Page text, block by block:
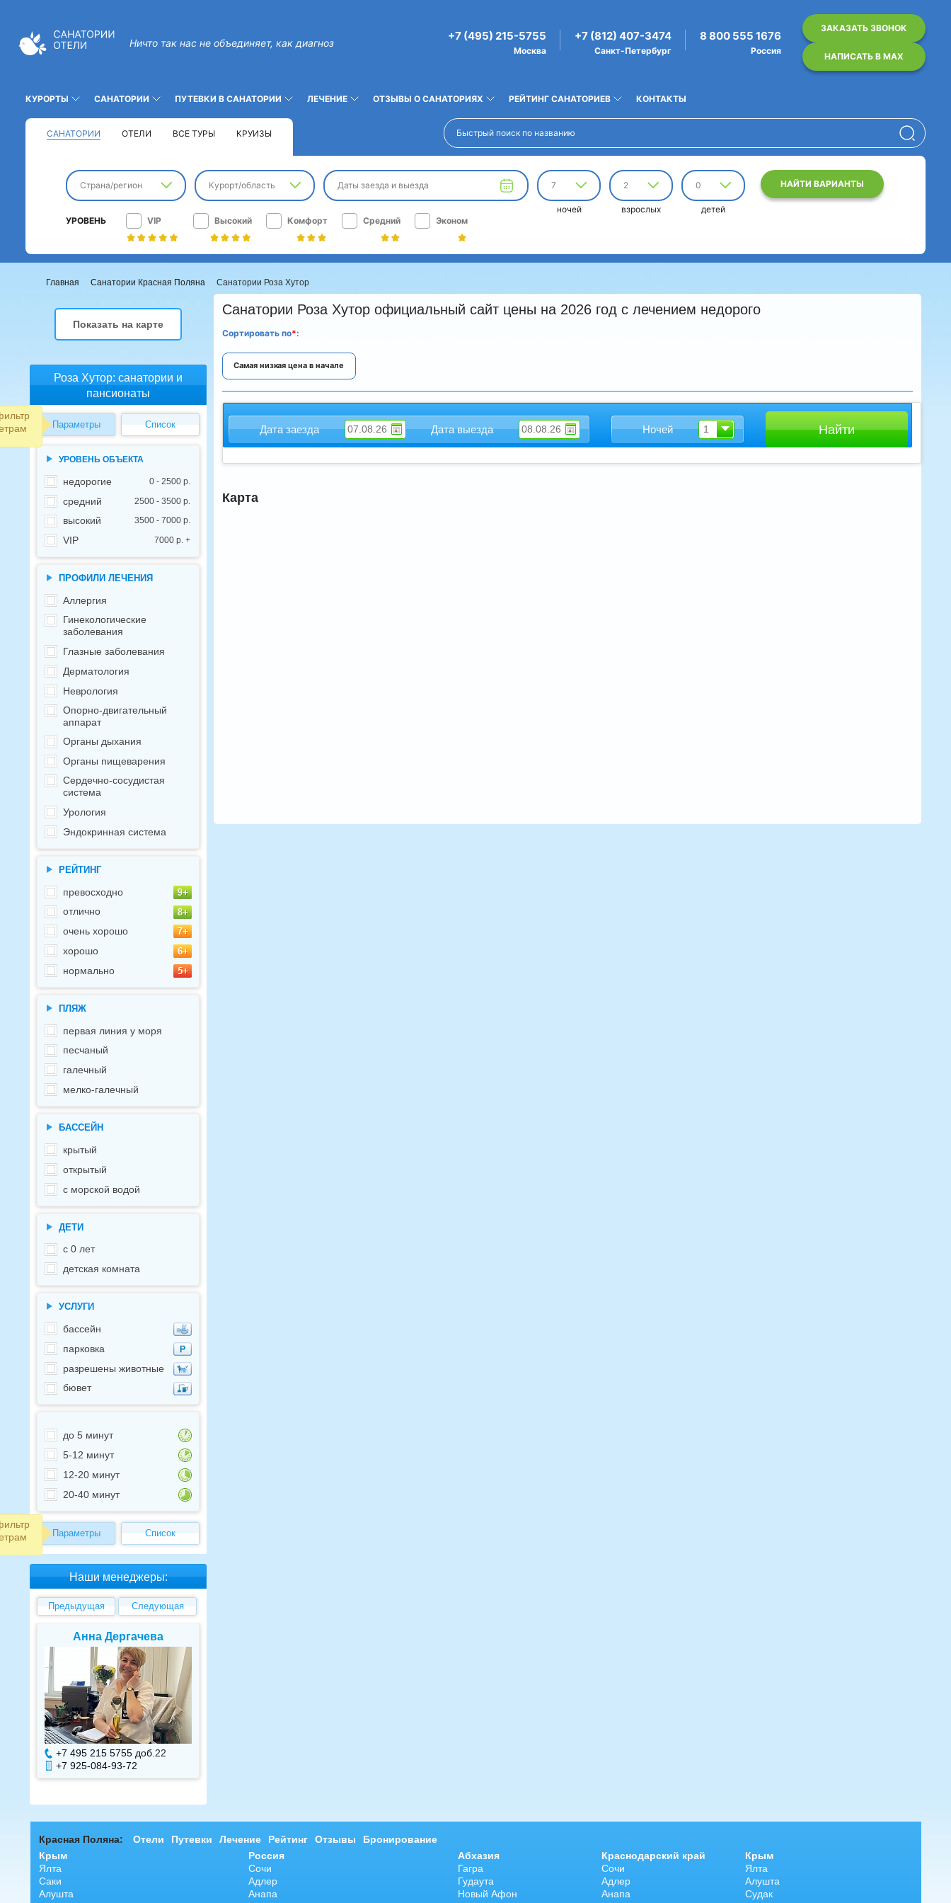
Ничто так нас не объединяет, как диагноз
+7 (495) 215-5755
Москва
+7 (812) 407-3474
Санкт-Петербург
8 800 555 1676
Россия
ЗАКАЗАТЬ ЗВОНОК
НАПИСАТЬ В MAX
КУРОРТЫ САНАТОРИИ ПУТЕВКИ В САНАТОРИИ ЛЕЧЕНИЕ ОТЗЫВЫ О САНАТОРИЯХ РЕЙТИНГ САНАТОРИЕВ КОНТАКТЫ
САНАТОРИИ ОТЕЛИ ВСЕ ТУРЫ КРУИЗЫ
Страна/регион Курорт/область Даты заезда и выезда 7
ночей
2
взрослых
0
детей
НАЙТИ ВАРИАНТЫ
УРОВЕНЬ VIP Высокий Комфорт Средний Эконом
Главная Санатории Красная Поляна Санатории Роза Хутор
Показать на карте
Роза Хутор: санатории и
пансионаты
Параметры Список
УРОВЕНЬ ОБЪЕКТА
недорогие 0 - 2500 р.
средний 2500 - 3500 р.
высокий 3500 - 7000 р.
VIP 7000 р. +
ПРОФИЛИ ЛЕЧЕНИЯ
Аллергия
Гинекологические
заболевания
Глазные заболевания
Дерматология
Неврология
Опорно-двигательный
аппарат
Органы дыхания
Органы пищеварения
Сердечно-сосудистая
система
Урология
Эндокринная система
РЕЙТИНГ
превосходно
отлично
очень хорошо
хорошо
нормально
ПЛЯЖ
первая линия у моря
песчаный
галечный
мелко-галечный
БАССЕЙН
крытый
открытый
с морской водой
ДЕТИ
с 0 лет
детская комната
УСЛУГИ
бассейн
парковка
разрешены животные
бювет
до 5 минут
5-12 минут
12-20 минут
20-40 минут
Параметры Список
Наши менеджеры:
Предыдущая Следующая
Анна Дергачева
+7 495 215 5755 доб. 22
+7 925-084-93-72
Санатории Роза Хутор официальный сайт цены на 2026 год с лечением недорого
Cортировать по*:
Самая низкая цена в начале
Дата заезда Дата выезда Ночей 1
Карта
Красная Поляна: Отели Путевки Лечение Рейтинг Отзывы
Бронирование
Крым
Ялта
Саки
Алушта
Россия
Сочи
Адлер
Анапа
Абхазия
Гагра
Гудаута
Новый Афон
Краснодарский край
Сочи
Адлер
Анапа
Крым
Ялта
Алушта
Судак